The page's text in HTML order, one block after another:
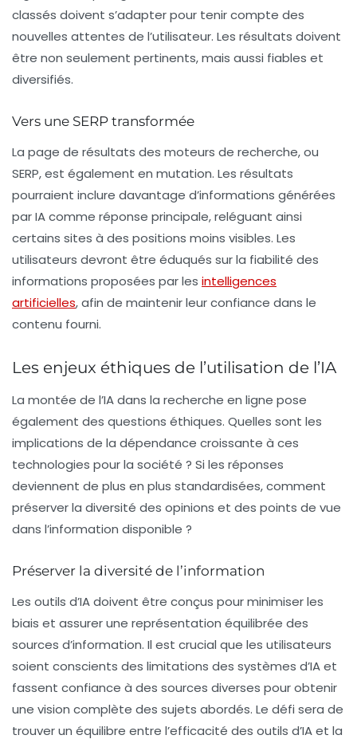
classés doivent s’adapter pour tenir compte des
nouvelles attentes de l’utilisateur. Les résultats doivent
être non seulement pertinents, mais aussi fiables et
diversifiés.
Vers une SERP transformée
La page de résultats des moteurs de recherche, ou
SERP, est également en mutation. Les résultats
pourraient inclure davantage d’informations générées
par IA comme réponse principale, reléguant ainsi
certains sites à des positions moins visibles. Les
utilisateurs devront être éduqués sur la fiabilité des
informations proposées par les intelligences
artificielles, afin de maintenir leur confiance dans le
contenu fourni.
Les enjeux éthiques de l’utilisation de l’IA
La montée de l’IA dans la recherche en ligne pose
également des questions éthiques. Quelles sont les
implications de la dépendance croissante à ces
technologies pour la société ? Si les réponses
deviennent de plus en plus standardisées, comment
préserver la diversité des opinions et des points de vue
dans l’information disponible ?
Préserver la diversité de l’information
Les outils d’IA doivent être conçus pour minimiser les
biais et assurer une représentation équilibrée des
sources d’information. Il est crucial que les utilisateurs
soient conscients des limitations des systèmes d’IA et
fassent confiance à des sources diverses pour obtenir
une vision complète des sujets abordés. Le défi sera de
trouver un équilibre entre l’efficacité des outils d’IA et la